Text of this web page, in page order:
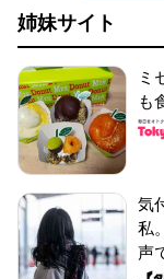
姉妹サイト
ミ
も
気
私
声